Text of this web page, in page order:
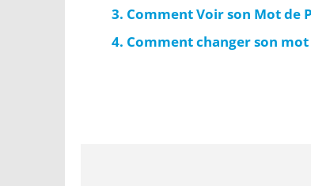
Comment Voir son Mot de
Comment changer son mot